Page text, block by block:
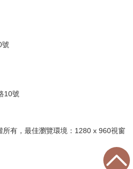
號
10號
所有，最佳瀏覽環境：1280 x 960視窗